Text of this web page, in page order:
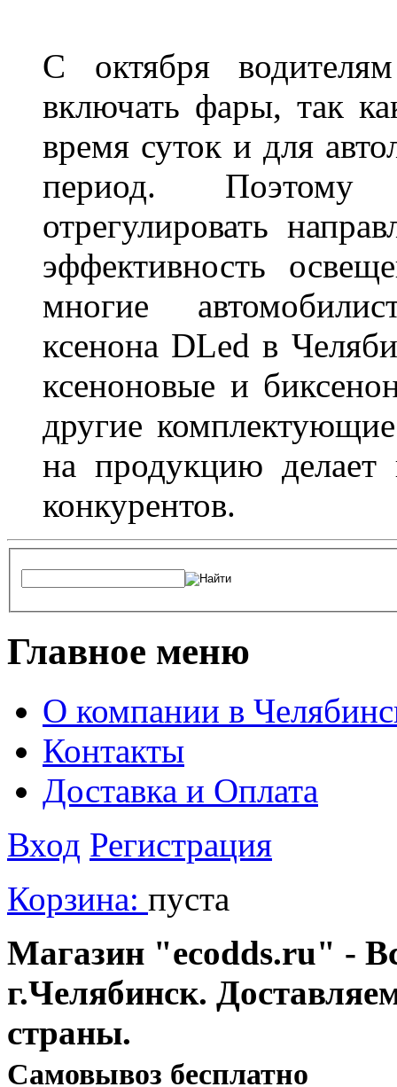
С октября
включать фары, так
время суток и для
период. Поэтому
отрегулировать
эффективность
многие
ксенона DLed в
ксеноновые и
другие
на продукцию
конкурентов.
Главное меню
О компании в
Контакты
Доставка и Оплата
Вход Регистрация
Корзина: пуста
Магазин "ecodds.ru" -
г.Челябинск.
страны.
Cамовывоз бесплатно